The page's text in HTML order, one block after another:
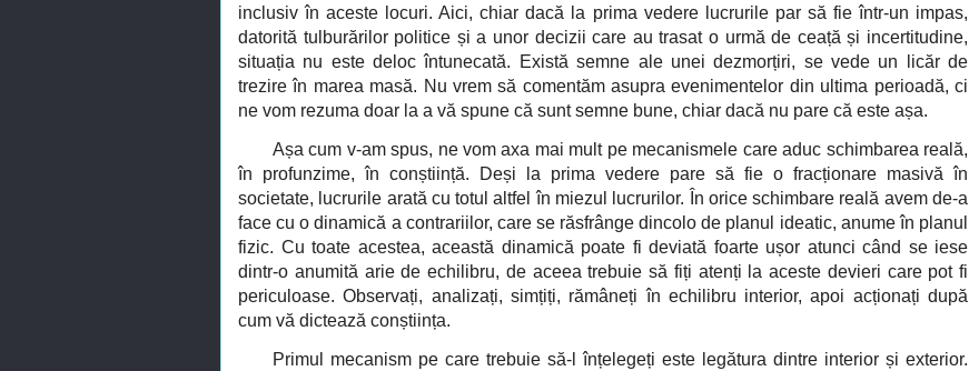
inclusiv în aceste locuri. Aici, chiar dacă la prima vedere lucrurile par să fie într-un impas,
datorită tulburărilor politice și a unor decizii care au trasat o urmă de ceață și incertitudine,
situația nu este deloc întunecată. Există semne ale unei dezmorțiri, se vede un licăr de
trezire în marea masă. Nu vrem să comentăm asupra evenimentelor din ultima perioadă, ci
ne vom rezuma doar la a vă spune că sunt semne bune, chiar dacă nu pare că este așa.
Așa cum v-am spus, ne vom axa mai mult pe mecanismele care aduc schimbarea reală,
în profunzime, în conștiință. Deși la prima vedere pare să fie o fracționare masivă în
societate, lucrurile arată cu totul altfel în miezul lucrurilor. În orice schimbare reală avem de-a
face cu o dinamică a contrariilor, care se răsfrânge dincolo de planul ideatic, anume în planul
fizic. Cu toate acestea, această dinamică poate fi deviată foarte ușor atunci când se iese
dintr-o anumită arie de echilibru, de aceea trebuie să fiți atenți la aceste devieri care pot fi
periculoase. Observați, analizați, simțiți, rămâneți în echilibru interior, apoi acționați după
cum vă dictează conștiința.
Primul mecanism pe care trebuie să-l înțelegeți este legătura dintre interior și exterior.